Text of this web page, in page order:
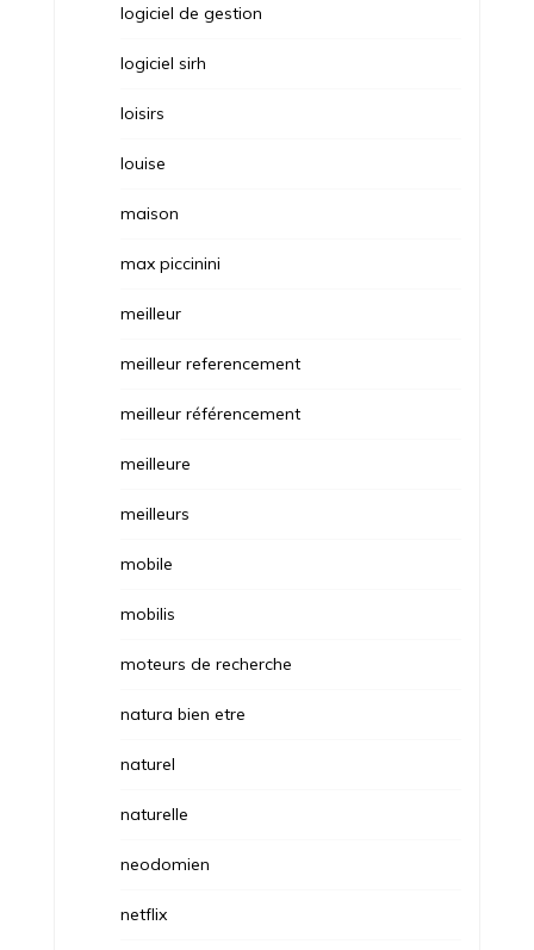
logiciel de gestion
logiciel sirh
loisirs
louise
maison
max piccinini
meilleur
meilleur referencement
meilleur référencement
meilleure
meilleurs
mobile
mobilis
moteurs de recherche
natura bien etre
naturel
naturelle
neodomien
netflix